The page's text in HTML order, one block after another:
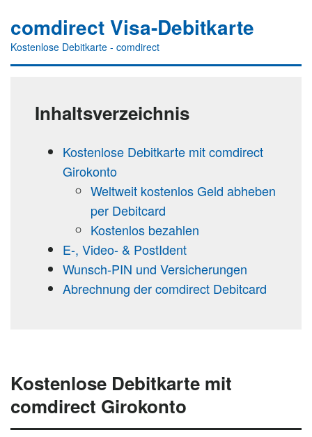
comdirect Visa-Debitkarte
Kostenlose Debitkarte - comdirect
Inhaltsverzeichnis
Kostenlose Debitkarte mit comdirect
Girokonto
Weltweit kostenlos Geld abheben
per Debitcard
Kostenlos bezahlen
E-, Video- & PostIdent
Wunsch-PIN und Versicherungen
Abrechnung der comdirect Debitcard
Kostenlose Debitkarte mit
comdirect Girokonto